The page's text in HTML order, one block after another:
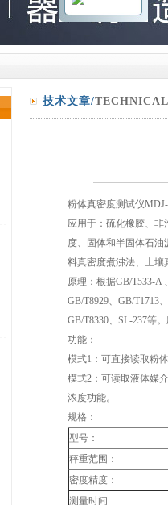
技术文章/TECHNICAL
粉体真密度测试仪
应用于：硫化橡胶、
度、固体和半固体石
料真密度煮沸法、土壤
原理：根据GB/T533-A
GB/T8929、GB/T1713
GB/T8330、SL-237等
功能：
模式1：可直接读取粉
模式2：可读取液体媒
浓度功能。
规格：
型号：
秤重范围：
密度精度：
测量时间